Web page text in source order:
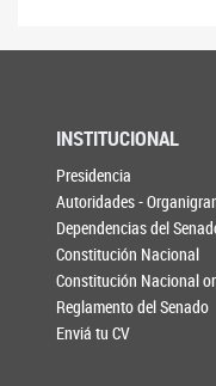
INSTITUCIONAL
Presidencia
Autoridades -
Dependencias del
Constitución Nacional
Constitución Nacional
Reglamento del Senado
Enviá tu CV